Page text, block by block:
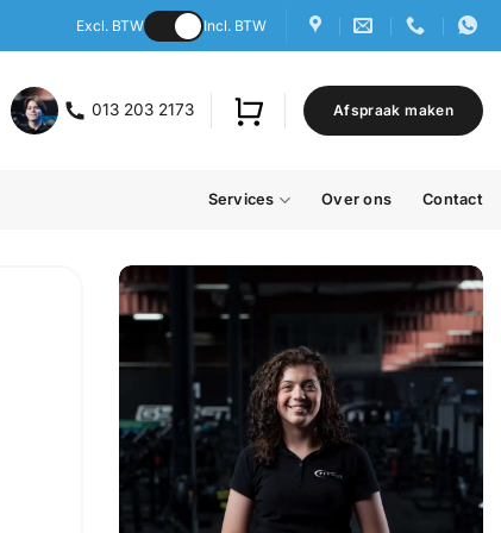
Excl. BTW Incl. BTW
013 203 2173 Afspraak maken
Services Over ons Contact